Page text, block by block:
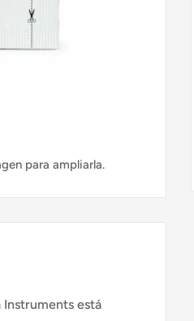
para ampliarla.
Instruments está